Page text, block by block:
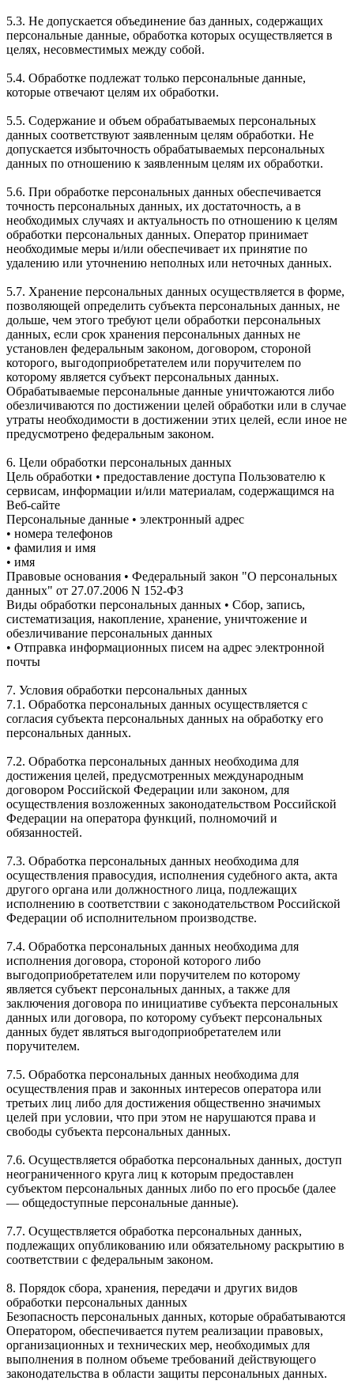
5.3. Не допускается объединение баз данных, содержащих
персональные данные, обработка которых осуществляется в
целях, несовместимых между собой.
5.4. Обработке подлежат только персональные данные,
которые отвечают целям их обработки.
5.5. Содержание и объем обрабатываемых персональных
данных соответствуют заявленным целям обработки. Не
допускается избыточность обрабатываемых персональных
данных по отношению к заявленным целям их обработки.
5.6. При обработке персональных данных обеспечивается
точность персональных данных, их достаточность, а в
необходимых случаях и актуальность по отношению к целям
обработки персональных данных. Оператор принимает
необходимые меры и/или обеспечивает их принятие по
удалению или уточнению неполных или неточных данных.
5.7. Хранение персональных данных осуществляется в форме,
позволяющей определить субъекта персональных данных, не
дольше, чем этого требуют цели обработки персональных
данных, если срок хранения персональных данных не
установлен федеральным законом, договором, стороной
которого, выгодоприобретателем или поручителем по
которому является субъект персональных данных.
Обрабатываемые персональные данные уничтожаются либо
обезличиваются по достижении целей обработки или в случае
утраты необходимости в достижении этих целей, если иное не
предусмотрено федеральным законом.
6. Цели обработки персональных данных
Цель обработки • предоставление доступа Пользователю к
сервисам, информации и/или материалам, содержащимся на
Веб-сайте
Персональные данные • электронный адрес
• номера телефонов
• фамилия и имя
• имя
Правовые основания • Федеральный закон "О персональных
данных" от 27.07.2006 N 152-ФЗ
Виды обработки персональных данных • Сбор, запись,
систематизация, накопление, хранение, уничтожение и
обезличивание персональных данных
• Отправка информационных писем на адрес электронной
почты
7. Условия обработки персональных данных
7.1. Обработка персональных данных осуществляется с
согласия субъекта персональных данных на обработку его
персональных данных.
7.2. Обработка персональных данных необходима для
достижения целей, предусмотренных международным
договором Российской Федерации или законом, для
осуществления возложенных законодательством Российской
Федерации на оператора функций, полномочий и
обязанностей.
7.3. Обработка персональных данных необходима для
осуществления правосудия, исполнения судебного акта, акта
другого органа или должностного лица, подлежащих
исполнению в соответствии с законодательством Российской
Федерации об исполнительном производстве.
7.4. Обработка персональных данных необходима для
исполнения договора, стороной которого либо
выгодоприобретателем или поручителем по которому
является субъект персональных данных, а также для
заключения договора по инициативе субъекта персональных
данных или договора, по которому субъект персональных
данных будет являться выгодоприобретателем или
поручителем.
7.5. Обработка персональных данных необходима для
осуществления прав и законных интересов оператора или
третьих лиц либо для достижения общественно значимых
целей при условии, что при этом не нарушаются права и
свободы субъекта персональных данных.
7.6. Осуществляется обработка персональных данных, доступ
неограниченного круга лиц к которым предоставлен
субъектом персональных данных либо по его просьбе (далее
— общедоступные персональные данные).
7.7. Осуществляется обработка персональных данных,
подлежащих опубликованию или обязательному раскрытию в
соответствии с федеральным законом.
8. Порядок сбора, хранения, передачи и других видов
обработки персональных данных
Безопасность персональных данных, которые обрабатываются
Оператором, обеспечивается путем реализации правовых,
организационных и технических мер, необходимых для
выполнения в полном объеме требований действующего
законодательства в области защиты персональных данных.